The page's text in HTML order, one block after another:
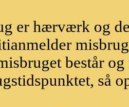
er hærværk og
består
så